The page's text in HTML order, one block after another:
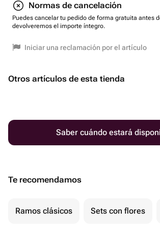
Normas de cancelación
Puedes cancelar tu pedido de forma gratuita antes
devolveremos el importe íntegro.
Iniciar una reclamación por el artículo
Otros artículos de esta tienda
Saber cuándo estará
Te recomendamos
Ramos clásicos Sets con flores